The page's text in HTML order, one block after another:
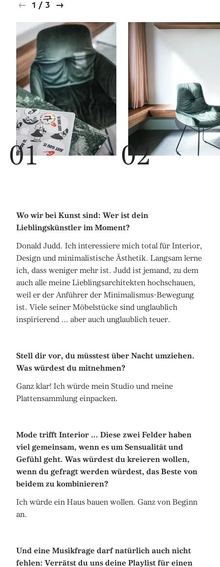
1 / 3
Wo wir bei Kunst sind: Wer ist dein
Lieblingskünstler im Moment?
Donald Judd. Ich interessiere mich total für Interior,
Design und minimalistische Ästhetik. Langsam lerne
ich, dass weniger mehr ist. Judd ist jemand, zu dem
auch alle meine Lieblingsarchitekten hochschauen,
weil er der Anführer der Minimalismus-Bewegung
ist. Viele seiner Möbelstücke sind unglaublich
inspirierend … aber auch unglaublich teuer.
Stell dir vor, du müsstest über Nacht umziehen.
Was würdest du mitnehmen?
Ganz klar! Ich würde mein Studio und meine
Plattensammlung einpacken.
Mode trifft Interior … Diese zwei Felder haben
viel gemeinsam, wenn es um Sensualität und
Gefühl geht. Was würdest du kreieren wollen,
wenn du gefragt werden würdest, das Beste von
beidem zu kombinieren?
Ich würde ein Haus bauen wollen. Ganz von Beginn
an.
Und eine Musikfrage darf natürlich auch nicht
fehlen: Verrätst du uns deine Playlist für einen